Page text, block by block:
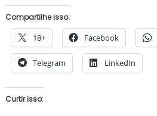
Compartilhe isso:
18+ Facebook
Telegram LinkedIn
Curtir isso: